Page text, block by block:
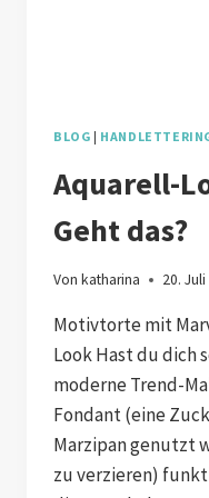
BLOG |
Aquarell-
Geht das?
Von katharina 20.
Motivtorte mit
Look Hast du dich
moderne Trend-
Fondant (eine
Marzipan genutzt
zu verzieren)